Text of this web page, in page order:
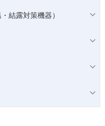
結露対策機器）